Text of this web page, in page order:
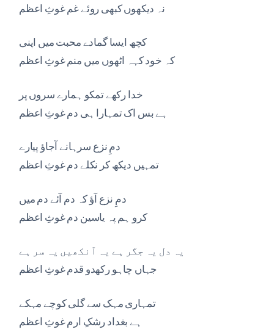
نہ دیکھوں کبھی روئے غم غوثِ اعظم
کچھ ایسا گمادے محبت میں اپنی
کہ خود کہہ اٹھوں میں منم غوثِ اعظم
خدا رکھے تمکو ہمارے سروں پر
ہے بس اک تمہارا ہی دم غوثِ اعظم
دمِ نزع سرہانے آجاؤ پیارے
تمہیں دیکھ کر نکلے دم غوثِ اعظم
دمِ نزع آؤ کہ دم آئے دم میں
کرو ہم پہ یاسین دم غوثِ اعظم
یہ دل یہ جگر ہے یہ آنکھیں یہ سر ہے
جہاں چاہو رکھدو قدم غوثِ اعظم
تمہاری مہک سے گلی کوچے مہکے
ہے بغداد رشکِ ارم غوثِ اعظم